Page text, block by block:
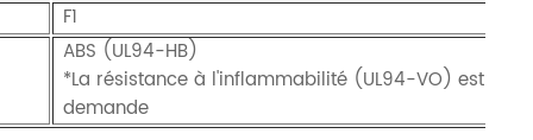
F1
ABS (UL94-HB)
*La résistance à l'inflammabilité (UL94-VO) est
demande